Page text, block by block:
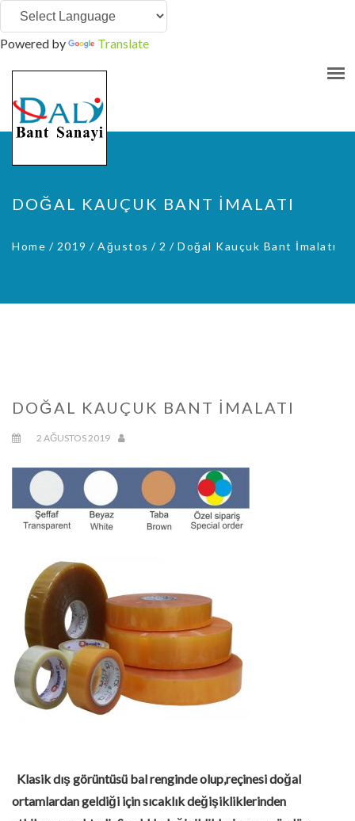
Powered by Translate
DOĞAL KAUÇUK BANT İMALATI
Home / 2019 / Ağustos / 2 / Doğal Kauçuk Bant İmalatı
DOĞAL KAUÇUK BANT İMALATI
2 AĞUSTOS 2019
Klasik dış görüntüsü bal renginde olup,reçinesi doğal
ortamlardan geldiği için sıcaklık değişikliklerinden